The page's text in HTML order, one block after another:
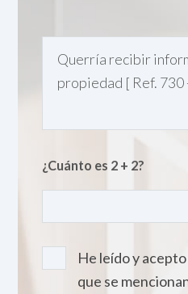
¿Cuánto es 2 + 2?
He leído y
que se